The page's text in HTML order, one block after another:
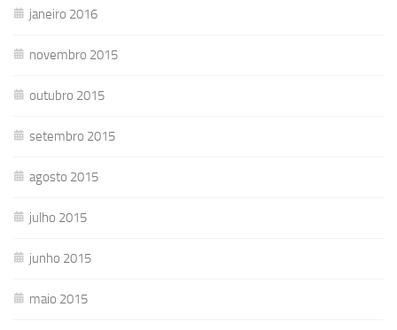
janeiro 2016
novembro 2015
outubro 2015
setembro 2015
agosto 2015
julho 2015
junho 2015
maio 2015